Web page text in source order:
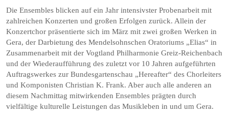
Die Ensembles blicken auf ein Jahr intensivster Probenarbeit mit
zahlreichen Konzerten und großen Erfolgen zurück. Allein der
Konzertchor präsentierte sich im März mit zwei großen Werken in
Gera, der Darbietung des Mendelsohnschen Oratoriums „Elias“ in
Zusammenarbeit mit der Vogtland Philharmonie Greiz-Reichenbach
und der Wiederaufführung des zuletzt vor 10 Jahren aufgeführten
Auftragswerkes zur Bundesgartenschau „Hereafter“ des Chorleiters
und Komponisten Christian K. Frank. Aber auch alle anderen an
diesem Nachmittag mitwirkenden Ensembles prägten durch
vielfältige kulturelle Leistungen das Musikleben in und um Gera.